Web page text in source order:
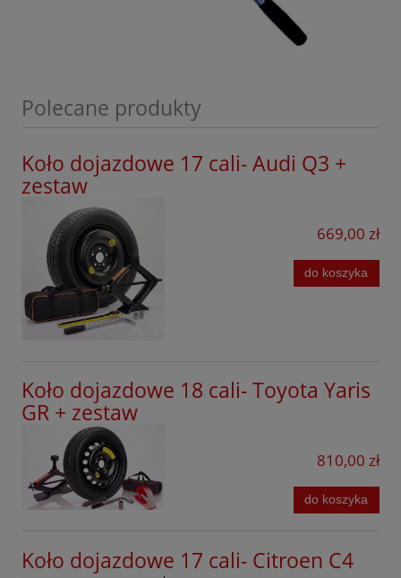
Renault
Seat
Seres
Skoda
Smart
Subaru
Tesla
SsangYong
Tiggo
Toyota
Volvo
Polecane produkty
Koło dojazdowe 17 cali- Audi Q3 +
zestaw
669,00 zł
do koszyka
Koło dojazdowe 18 cali- Toyota Yaris
GR + zestaw
810,00 zł
do koszyka
Koło dojazdowe 17 cali- Citroen C4